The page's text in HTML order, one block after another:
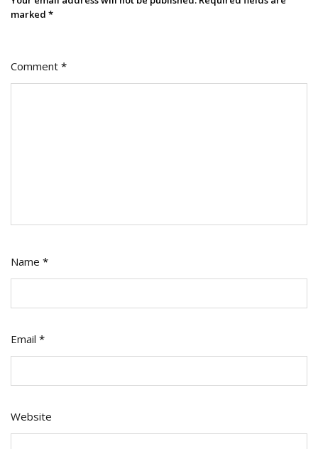
marked *
Comment *
Name *
Email *
Website